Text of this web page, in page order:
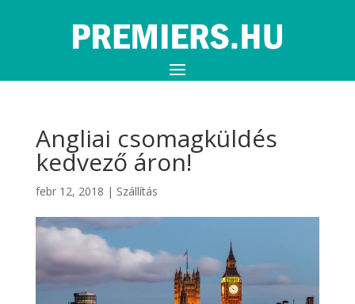
Angliai csomagküldés
kedvező áron!
febr 12, 2018 | Szállítás